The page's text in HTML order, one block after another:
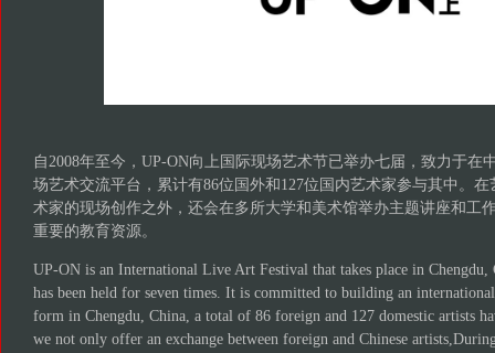
自2008年至今，UP-ON向上国际现场艺术节已举办七届，致力于在
场艺术交流平台，累计有86位国外和127位国内艺术家参与其中。
术家的现场创作之外，还会在多所大学和美术馆举办主题讲座和工
重要的教育资源。
UP-ON is an International Live Art Festival that takes place in
has been held for seven times. It is committed to building an
form in Chengdu, China, a total of 86 foreign and 127 domestic artists
we not only offer an exchange between foreign and Chinese